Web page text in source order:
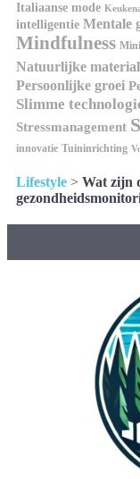
Italiaanse mode
intelligentie Mentale
Mindfulness
Natuurlijke
Persoonlijke groei
Slimme
Stressmanagement
innovatie Tuininrichting
Lifestyle > Wat zijn